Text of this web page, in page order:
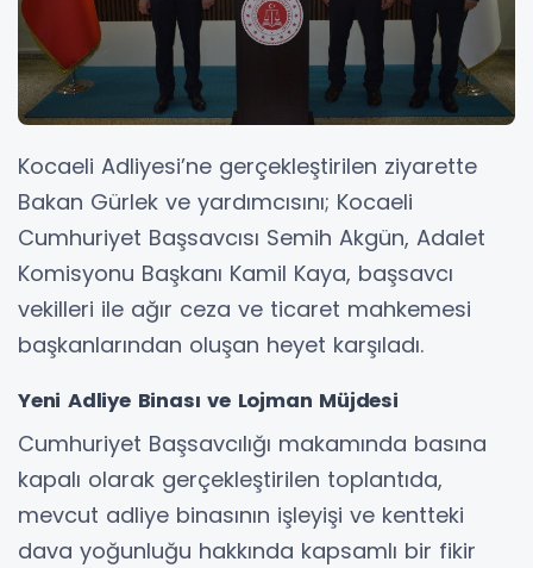
Kocaeli Adliyesi’ne gerçekleştirilen ziyarette
Bakan Gürlek ve yardımcısını; Kocaeli
Cumhuriyet Başsavcısı Semih Akgün, Adalet
Komisyonu Başkanı Kamil Kaya, başsavcı
vekilleri ile ağır ceza ve ticaret mahkemesi
başkanlarından oluşan heyet karşıladı.
Yeni Adliye Binası ve Lojman Müjdesi
Cumhuriyet Başsavcılığı makamında basına
kapalı olarak gerçekleştirilen toplantıda,
mevcut adliye binasının işleyişi ve kentteki
dava yoğunluğu hakkında kapsamlı bir fikir